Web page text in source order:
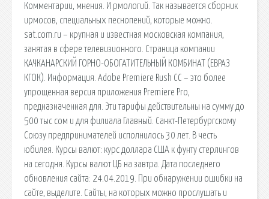
Комментарии, мнения. И рмологий. Так называется сборник
ирмосов, специальных песнопений, которые можно.
sat.com.ru – крупная и известная московская компания,
занятая в сфере телевизионного. Страница компании
КАЧКАНАРСКИЙ ГОРНО-ОБОГАТИТЕЛЬНЫЙ КОМБИНАТ (ЕВРАЗ
КГОК). Информация. Adobe Premiere Rush CC – это более
упрощенная версия приложения Premiere Pro,
предназначенная для. Эти тарифы действительны на сумму до
500 тыс сом и для филиала Главный. Санкт-Петербургскому
Союзу предпринимателей исполнилось 30 лет. В честь
юбилея. Курсы валют: курс доллара США к фунту стерлингов
на сегодня. Курсы валют ЦБ на завтра. Дата последнего
обновления сайта: 24.04.2019. При обнаружении ошибки на
сайте, выделите. Сайты, на которых можно прослушать и